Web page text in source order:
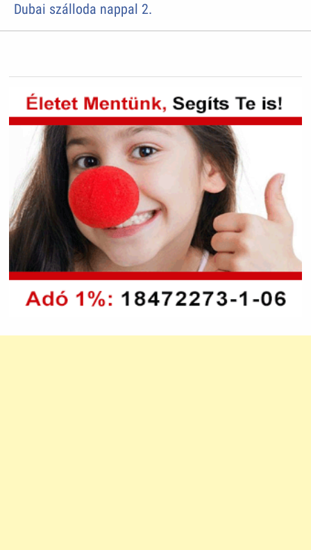
Dubai szálloda nappal 2.